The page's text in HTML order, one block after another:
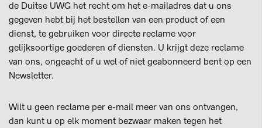
de Duitse UWG het recht om het e-mailadres dat u ons
gegeven hebt bij het bestellen van een product of een
dienst, te gebruiken voor directe reclame voor
gelijksoortige goederen of diensten. U krijgt deze reclame
van ons, ongeacht of u wel of niet geabonneerd bent op een
Newsletter.
Wilt u geen reclame per e-mail meer van ons ontvangen,
dan kunt u op elk moment bezwaar maken tegen het